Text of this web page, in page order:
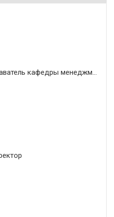
старший преподаватель кафедры менеджмента